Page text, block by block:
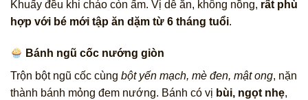
Khuấy đều khi cháo còn ấm. Vị dễ ăn, không nồng, rất phù
hợp với bé mới tập ăn dặm từ 6 tháng tuổi.
Bánh ngũ cốc nướng giòn
Trộn bột ngũ cốc cùng bột yến mạch, mè đen, mật ong, nặn
thành bánh mỏng đem nướng. Bánh có vị bùi, ngọt nhẹ,